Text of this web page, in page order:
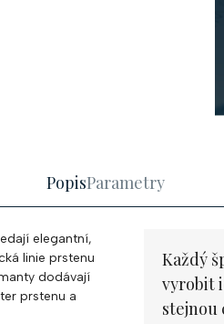
PopisParametry
elegantní,
linie prstenu
dodávají
prstenu a
Každý
vyrobit
stejnou